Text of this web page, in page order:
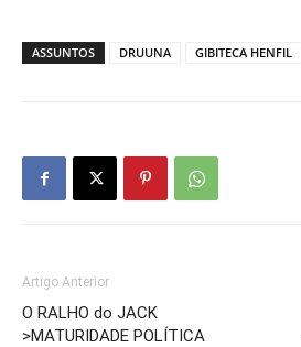
ASSUNTOS DRUUNA GIBITECA HENFIL
Artigo Anterior
O RALHO do JACK
>MATURIDADE POLÍTICA